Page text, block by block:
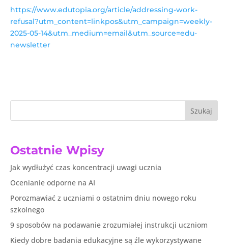
https://www.edutopia.org/article/addressing-work-
refusal?utm_content=linkpos&utm_campaign=weekly-
2025-05-14&utm_medium=email&utm_source=edu-
newsletter
Szukaj
Ostatnie Wpisy
Jak wydłużyć czas koncentracji uwagi ucznia
Ocenianie odporne na AI
Porozmawiać z uczniami o ostatnim dniu nowego roku
szkolnego
9 sposobów na podawanie zrozumiałej instrukcji uczniom
Kiedy dobre badania edukacyjne są źle wykorzystywane